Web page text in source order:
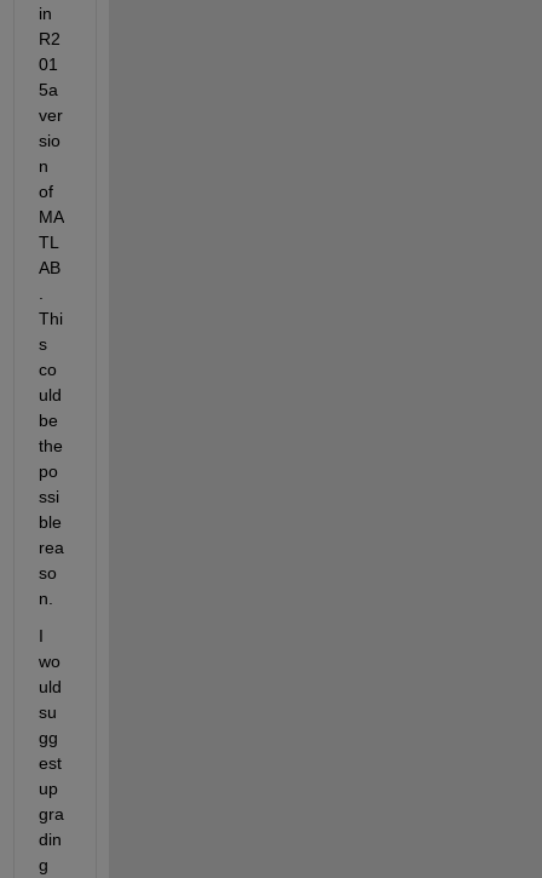
in
R2
01
5a
ver
sio
n
of
MA
TL
AB
.
Thi
s
co
uld
be
the
po
ssi
ble
rea
so
n.
I
wo
uld
su
gg
est
up
gra
din
g